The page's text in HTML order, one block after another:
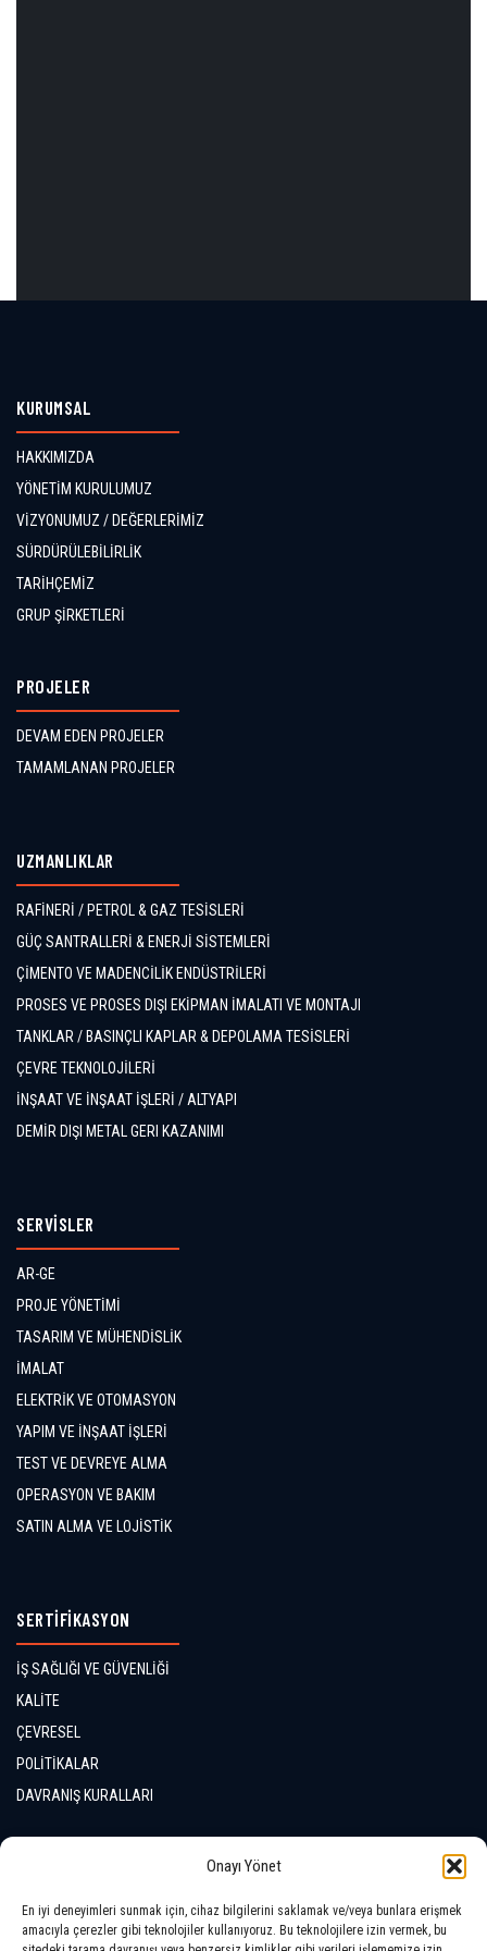
Onayı Yönet
En iyi deneyimleri sunmak için, cihaz bilgilerini saklamak ve/veya bunlara erişmek
amacıyla çerezler gibi teknolojiler kullanıyoruz. Bu teknolojilere izin vermek, bu
KURUMSAL
HAKKIMIZDA
YÖNETİM KURULUMUZ
VİZYONUMUZ / DEĞERLERİMİZ
SÜRDÜRÜLEBİLİRLİK
TARİHÇEMİZ
GRUP ŞİRKETLERİ
PROJELER
DEVAM EDEN PROJELER
TAMAMLANAN PROJELER
UZMANLIKLAR
RAFİNERİ / PETROL & GAZ TESİSLERİ
GÜÇ SANTRALLERİ & ENERJİ SİSTEMLERİ
ÇİMENTO VE MADENCİLİK ENDÜSTRİLERİ
PROSES VE PROSES DIŞI EKİPMAN İMALATI VE MONTAJI
TANKLAR / BASINÇLI KAPLAR & DEPOLAMA TESİSLERİ
ÇEVRE TEKNOLOJİLERİ
İNŞAAT VE İNŞAAT İŞLERİ / ALTYAPI
DEMİR DIŞI METAL GERI KAZANIMI
SERVİSLER
AR-GE
PROJE YÖNETİMİ
TASARIM VE MÜHENDİSLİK
İMALAT
ELEKTRİK VE OTOMASYON
YAPIM VE İNŞAAT İŞLERİ
TEST VE DEVREYE ALMA
OPERASYON VE BAKIM
SATIN ALMA VE LOJİSTİK
SERTİFİKASYON
İŞ SAĞLIĞI VE GÜVENLİĞİ
KALİTE
ÇEVRESEL
POLİTİKALAR
DAVRANIŞ KURALLARI
LOKASYONLAR